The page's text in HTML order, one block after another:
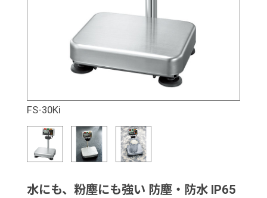
FS-30Ki
水にも、粉塵にも強い 防塵・防水 IP65